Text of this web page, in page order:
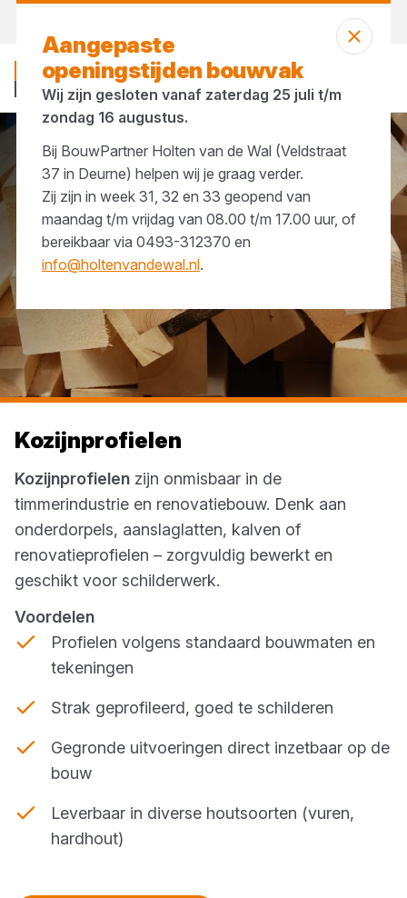
... Kozijnprofielen
Kozijnprofielen
Kozijnprofielen zijn onmisbaar in de
timmerindustrie en renovatiebouw. Denk aan
onderdorpels, aanslaglatten, kalven of
renovatieprofielen – zorgvuldig bewerkt en
geschikt voor schilderwerk.
Voordelen
Profielen volgens standaard bouwmaten en
tekeningen
Strak geprofileerd, goed te schilderen
Gegronde uitvoeringen direct inzetbaar op de
bouw
Leverbaar in diverse houtsoorten (vuren,
hardhout)
Aangepaste
openingstijden bouwvak
Wij zijn gesloten vanaf zaterdag 25 juli t/m
zondag 16 augustus.
Bij BouwPartner Holten van de Wal (Veldstraat
37 in Deurne) helpen wij je graag verder.
Zij zijn in week 31, 32 en 33 geopend van
maandag t/m vrijdag van 08.00 t/m 17.00 uur, of
bereikbaar via 0493-312370 en
info@holtenvandewal.nl.